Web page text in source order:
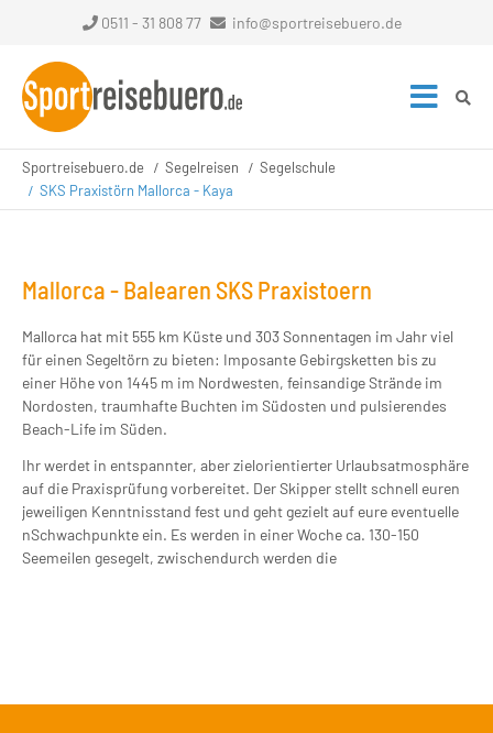
0511 - 31 808 77 info@sportreisebuero.de
Sportreisebuero.de Segelreisen
Segelschule
SKS Praxistörn Mallorca - Kaya
Mallorca - Balearen SKS Praxistoern
Mallorca hat mit 555 km Küste und 303 Sonnentagen im Jahr viel
für einen Segeltörn zu bieten: Imposante Gebirgsketten bis zu
einer Höhe von 1445 m im Nordwesten, feinsandige Strände im
Nordosten, traumhafte Buchten im Südosten und pulsierendes
Beach-Life im Süden.
Ihr werdet in entspannter, aber zielorientierter Urlaubsatmosphäre
auf die Praxisprüfung vorbereitet. Der Skipper stellt schnell euren
jeweiligen Kenntnisstand fest und geht gezielt auf eure eventuelle
nSchwachpunkte ein. Es werden in einer Woche ca. 130-150
Seemeilen gesegelt, zwischendurch werden die